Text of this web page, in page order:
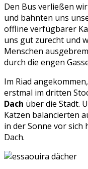
Den Bus verließen
und bahnten uns
offline verfügbarer
uns gut zurecht und
Menschen
durch die engen
Im Riad
erstmal im dritten
Dach über die Stadt.
Katzen balancierten
in der Sonne vor sich
Dach.